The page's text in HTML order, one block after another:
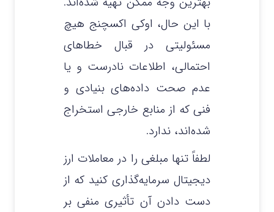
با این حال، اوکی اکسچنج هیچ
مسئولیتی در قبال خطاهای
احتمالی، اطلاعات نادرست و یا
عدم صحت داده‌های بنیادی و
فنی که از منابع خارجی استخراج
شده‌اند، ندارد.
لطفاً تنها مبلغی را در معاملات ارز
دیجیتال سرمایه‌گذاری کنید که از
دست دادن آن تأثیری منفی بر